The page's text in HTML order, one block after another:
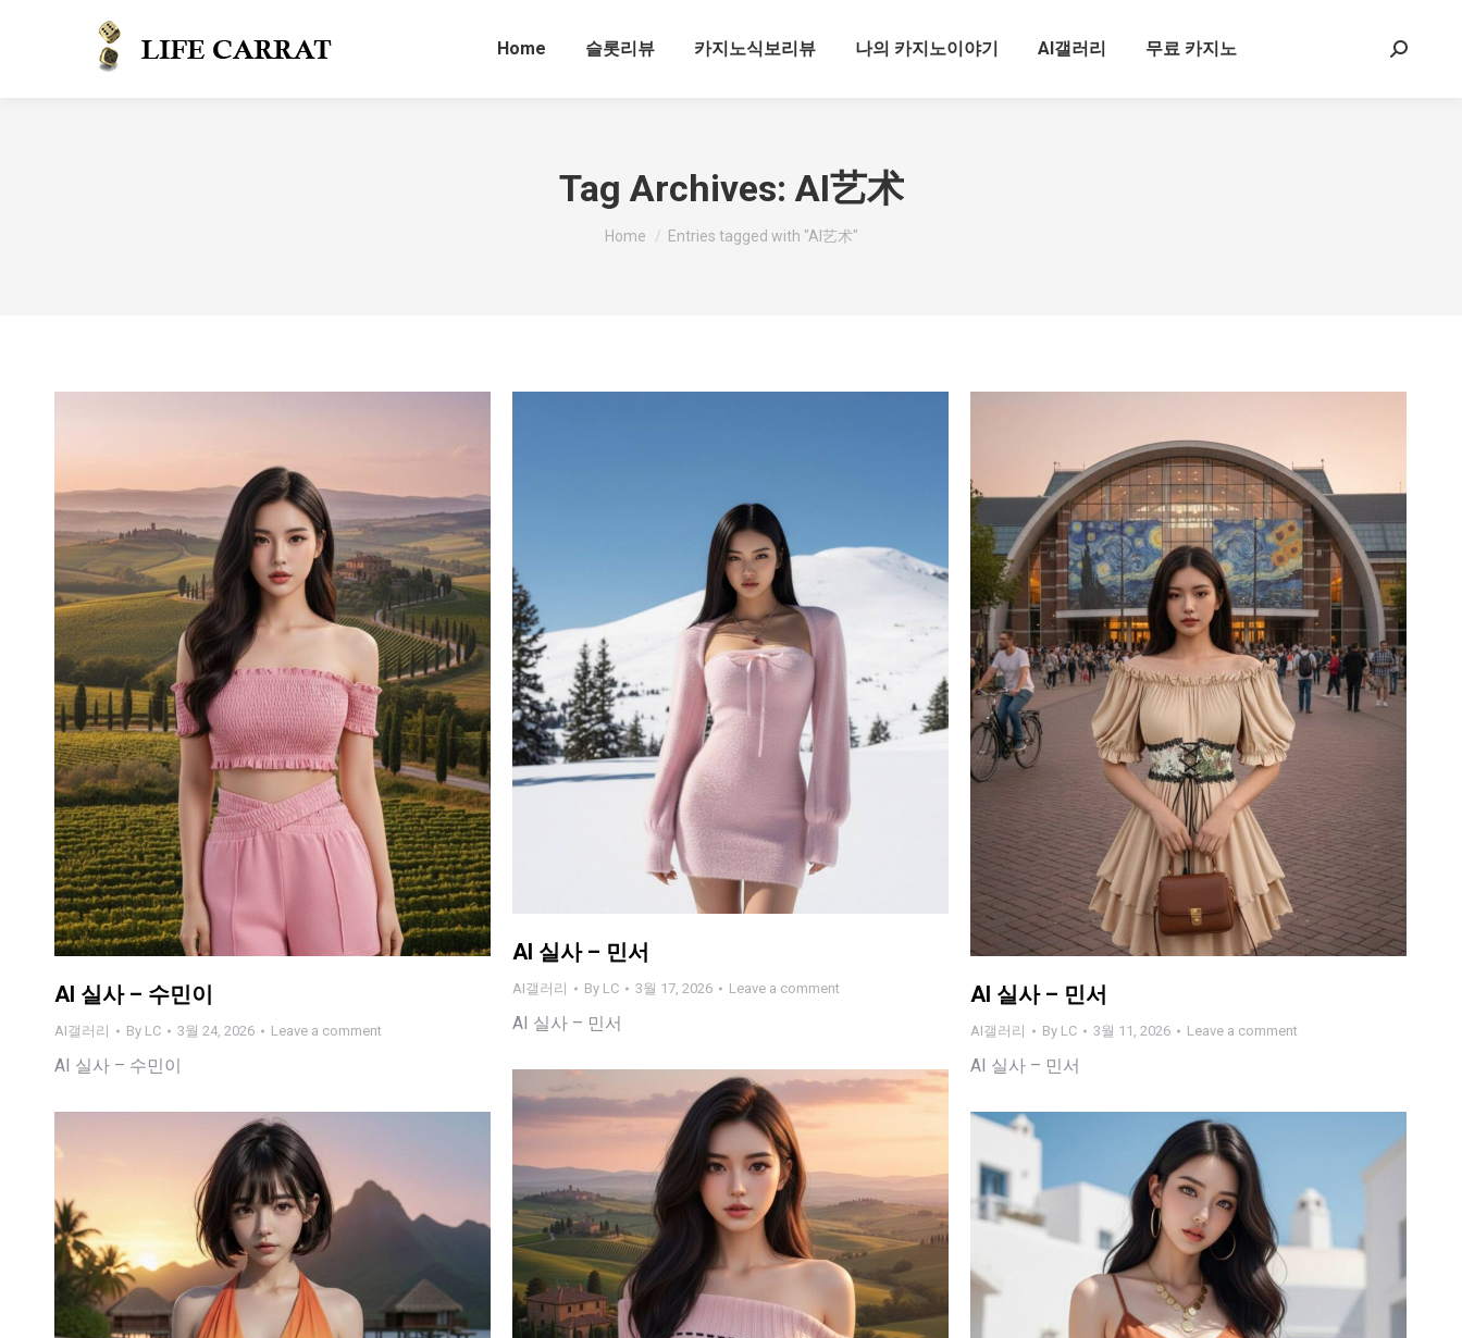
Home 슬롯리뷰 카지노식보리뷰 나의 카지노이야기 AI갤러리 무료 카지노
Tag Archives: AI艺术
You are here:
Home Entries tagged with "AI艺术"
AI 실사 – 수민이
AI갤러리 By LC 3월 24, 2026 Leave a comment
AI 실사 – 수민이
AI 실사 – 민서
AI갤러리 By LC 3월 17, 2026 Leave a comment
AI 실사 – 민서
AI 실사 – 민서
AI갤러리 By LC 3월 11, 2026 Leave a comment
AI 실사 – 민서